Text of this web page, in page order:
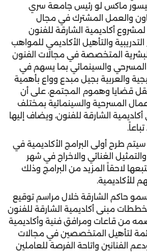
ماكس لو رئيس جامعة سري
والعمل المشترك في مجال
لمشروع أكاديمية الشارقة للفنون
التدريبية والتأهيل الأكاديمي للمواهب
البشرية المتخصصة في مجالات الفنون
المسرحي والسينمائي بما يسهم في
والعربية بجيل مبدع وواع بأهمية
قضايا وهموم المجتمع، على أن
المسرحية والسينمائية بمختلف
الشارقة للفنون، ويضاف إليها
سيتم طرح أولى البرامج الأكاديمية في
الغنائي والاخراج في شهر
لاحقاً المزيد من البرامج وذلك
للأكاديمية.
حاكم الشارقة خلال مراسم توقيع
مبنى أكاديمية الشارقة للفنون
من قاعات ومرافق فنية وأكاديمية
لتأهيل المتخصصين في مجالات
ودعم الفنانين واتاحة الفرصة للعاملين